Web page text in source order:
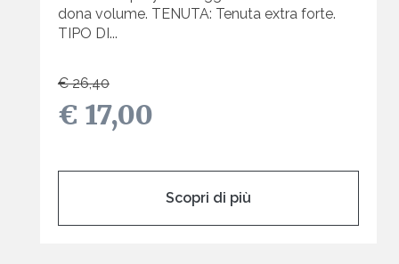
dona volume. TENUTA: Tenuta extra forte.
TIPO DI...
€ 26,40
€ 17,00
Scopri di più